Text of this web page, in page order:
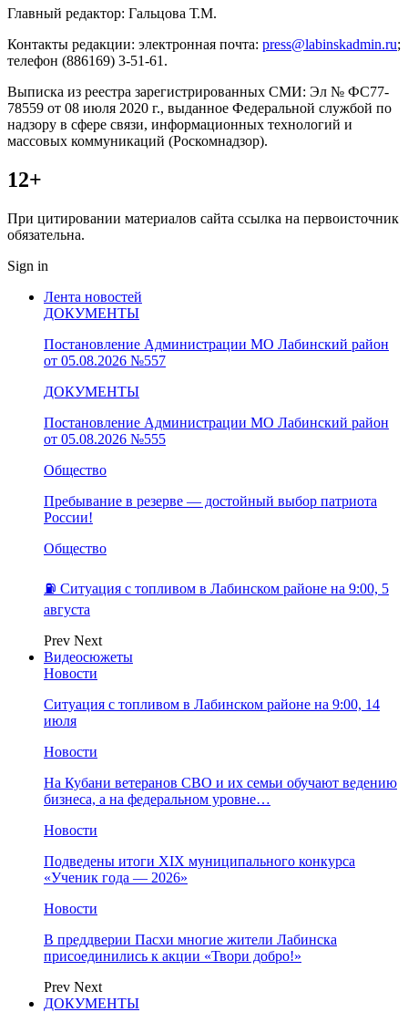
Главный редактор: Гальцова Т.М.
Контакты редакции: электронная почта: press@labinskadmin.ru;
телефон (886169) 3-51-61.
Выписка из реестра зарегистрированных СМИ: Эл № ФС77-
78559 от 08 июля 2020 г., выданное Федеральной службой по
надзору в сфере связи, информационных технологий и
массовых коммуникаций (Роскомнадзор).
12+
При цитировании материалов сайта ссылка на первоисточник
обязательна.
Sign in
Лента новостей
ДОКУМЕНТЫ
Постановление Администрации МО Лабинский район
от 05.08.2026 №557
ДОКУМЕНТЫ
Постановление Администрации МО Лабинский район
от 05.08.2026 №555
Общество
Пребывание в резерве — достойный выбор патриота
России!
Общество
⛽️ Ситуация с топливом в Лабинском районе на 9:00, 5
августа
Prev Next
Видеосюжеты
Новости
Ситуация с топливом в Лабинском районе на 9:00, 14
июля
Новости
На Кубани ветеранов СВО и их семьи обучают ведению
бизнеса, а на федеральном уровне…
Новости
Подведены итоги XIX муниципального конкурса
«Ученик года — 2026»
Новости
В преддверии Пасхи многие жители Лабинска
присоединились к акции «Твори добро!»
Prev Next
ДОКУМЕНТЫ